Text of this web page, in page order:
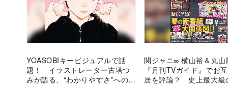
YOASOBIキービジュアルで話
題！ イラストレーター古塔つ
みが語る、“わかりやすさ”へのア
関ジャニ∞ 横山裕＆丸山
『月刊TVガイド』でお
居を評論？ 史上最大級